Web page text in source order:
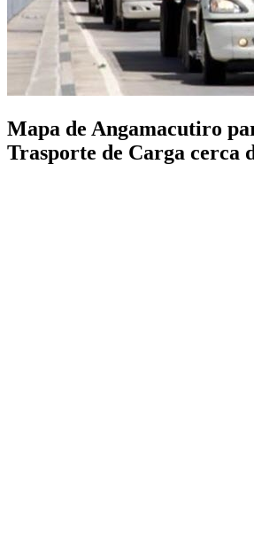
Mapa de Angamacutiro
Trasporte de Carga cerca